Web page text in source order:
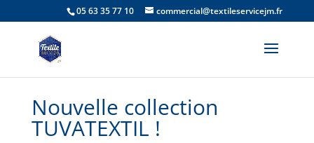
05 63 35 77 10 commercial@textileservicejm.fr
Nouvelle collection
TUVATEXTIL !